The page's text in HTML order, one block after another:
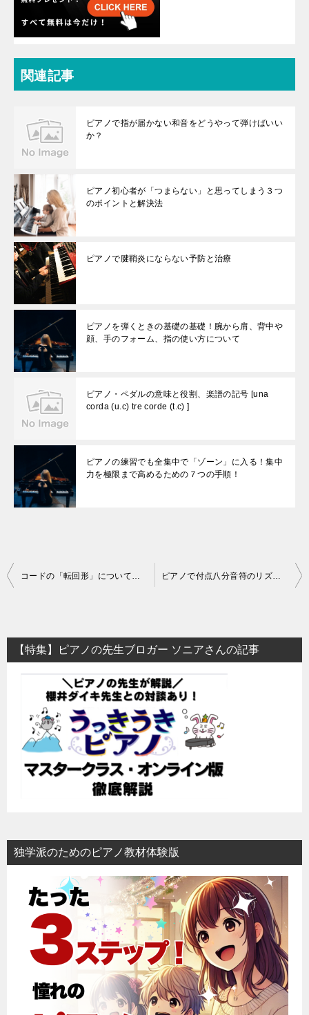
関連記事
ピアノで指が届かない和音をどうやって弾けばいい
か？
ピアノ初心者が「つまらない」と思ってしまう３つ
のポイントと解決法
ピアノで腱鞘炎にならない予防と治療
ピアノを弾くときの基礎の基礎！腕から肩、背中や
顔、手のフォーム、指の使い方について
ピアノ・ペダルの意味と役割、楽譜の記号 [una
corda (u.c) tre corde (t.c) ]
ピアノの練習でも全集中で「ゾーン」に入る！集中
力を極限まで高めるための７つの手順！
投
ビ
ゲ
コードの「転回形」について！簡単に教えて！ ピアノで付点八分音符のリズムが取れない！と感じた時の攻略法
【特集】ピアノの先生ブロガー ソニアさんの記事
独学派のためのピアノ教材体験版